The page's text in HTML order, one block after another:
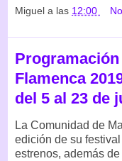
Miguel a las 12:00
Flamenca
del 5 al 23 de
La Comunidad de
edición de su
estrenos, además